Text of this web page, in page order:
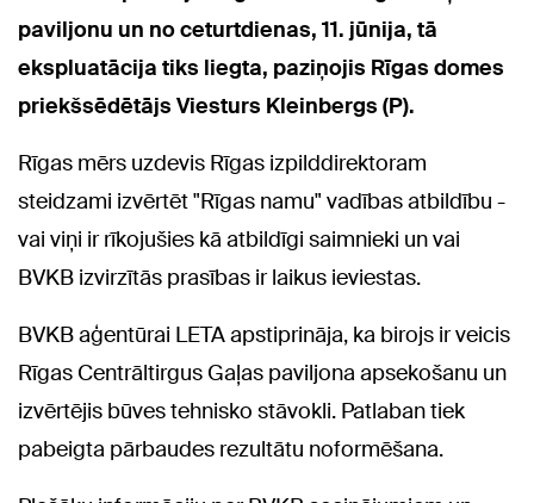
paviljonu un no ceturtdienas, 11. jūnija, tā
ekspluatācija tiks liegta, paziņojis Rīgas domes
priekšsēdētājs Viesturs Kleinbergs (P).
Rīgas mērs uzdevis Rīgas izpilddirektoram
steidzami izvērtēt "Rīgas namu" vadības atbildību -
vai viņi ir rīkojušies kā atbildīgi saimnieki un vai
BVKB izvirzītās prasības ir laikus ieviestas.
BVKB aģentūrai LETA apstiprināja, ka birojs ir veicis
Rīgas Centrāltirgus Gaļas paviljona apsekošanu un
izvērtējis būves tehnisko stāvokli. Patlaban tiek
pabeigta pārbaudes rezultātu noformēšana.